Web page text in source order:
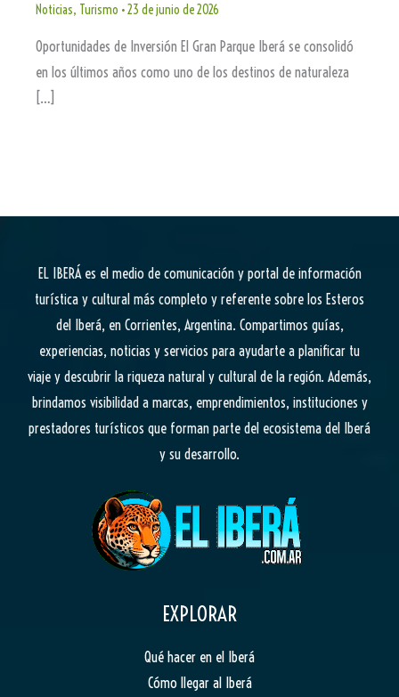
Noticias, Turismo •23 de junio de 2026
Oportunidades de Inversión El Gran Parque Iberá se consolidó
en los últimos años como uno de los destinos de naturaleza
[…]
EL IBERÁes el medio de comunicación y portal de información
turística y cultural más completo y referente sobre los Esteros
del Iberá, en Corrientes, Argentina. Compartimos guías,
experiencias, noticias y servicios para ayudarte a planificar tu
viaje y descubrir la riqueza natural y cultural de la región. Además,
brindamos visibilidad a marcas, emprendimientos, instituciones y
prestadores turísticos que forman parte del ecosistema del Iberá
y su desarrollo.
EXPLORAR
Qué hacer en el Iberá
Cómo llegar al Iberá